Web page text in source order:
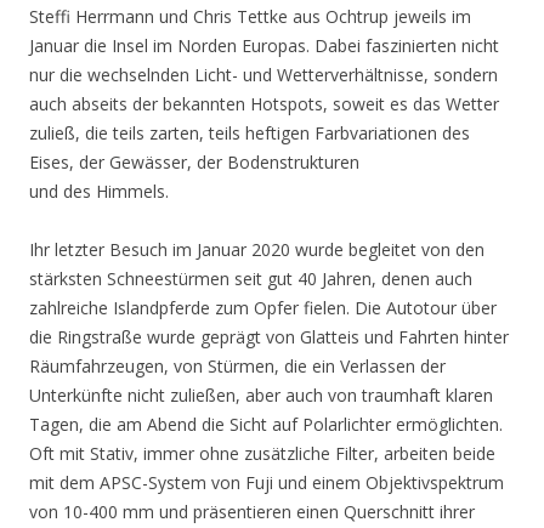
Steffi Herrmann und Chris Tettke aus Ochtrup jeweils im
Januar die Insel im Norden Europas. Dabei faszinierten nicht
nur die wechselnden Licht- und Wetterverhältnisse, sondern
auch abseits der bekannten Hotspots, soweit es das Wetter
zuließ, die teils zarten, teils heftigen Farbvariationen des
Eises, der Gewässer, der Bodenstrukturen
und des Himmels.
Ihr letzter Besuch im Januar 2020 wurde begleitet von den
stärksten Schneestürmen seit gut 40 Jahren, denen auch
zahlreiche Islandpferde zum Opfer fielen. Die Autotour über
die Ringstraße wurde geprägt von Glatteis und Fahrten hinter
Räumfahrzeugen, von Stürmen, die ein Verlassen der
Unterkünfte nicht zuließen, aber auch von traumhaft klaren
Tagen, die am Abend die Sicht auf Polarlichter ermöglichten.
Oft mit Stativ, immer ohne zusätzliche Filter, arbeiten beide
mit dem APSC-System von Fuji und einem Objektivspektrum
von 10-400 mm und präsentieren einen Querschnitt ihrer